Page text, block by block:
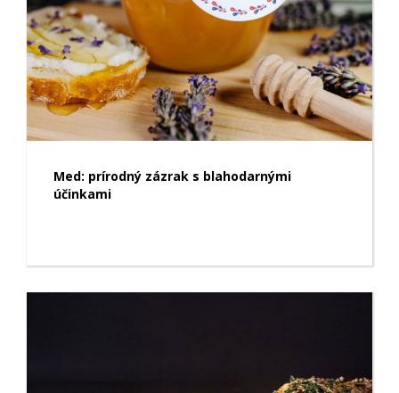
Med: prírodný zázrak s blahodarnými
účinkami